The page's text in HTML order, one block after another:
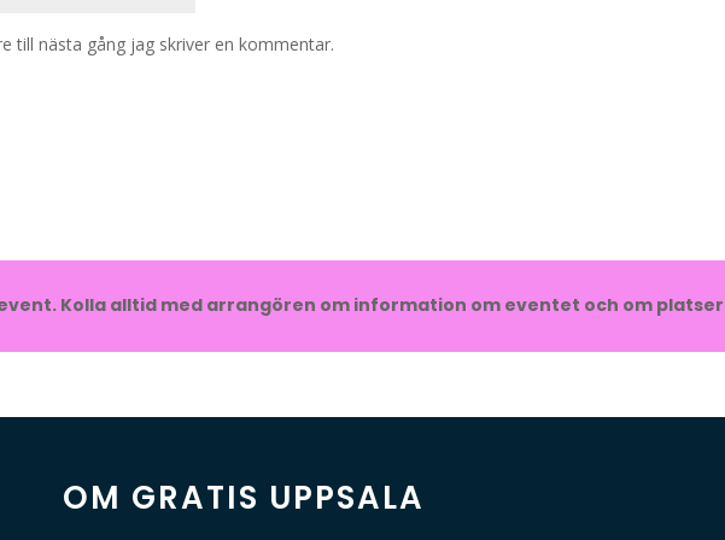
till nästa gång jag skriver en kommentar.
Kolla alltid med arrangören om information om eventet och om
OM GRATIS UPPSALA